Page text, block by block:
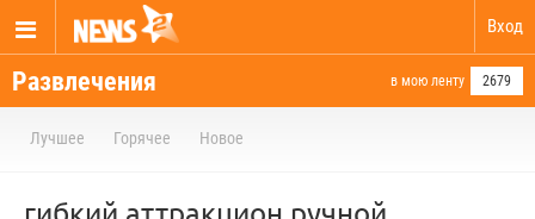
Вход
Развлечения в мою ленту 2679
Лучшее Горячее Новое